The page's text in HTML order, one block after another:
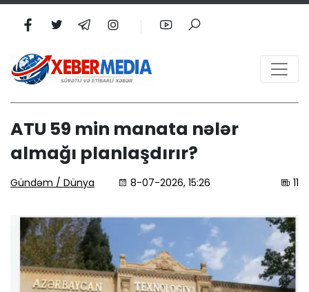
ATU 59 min manata nələr
almağı planlaşdırır?
Gündəm / Dünya 8-07-2026, 15:26 11